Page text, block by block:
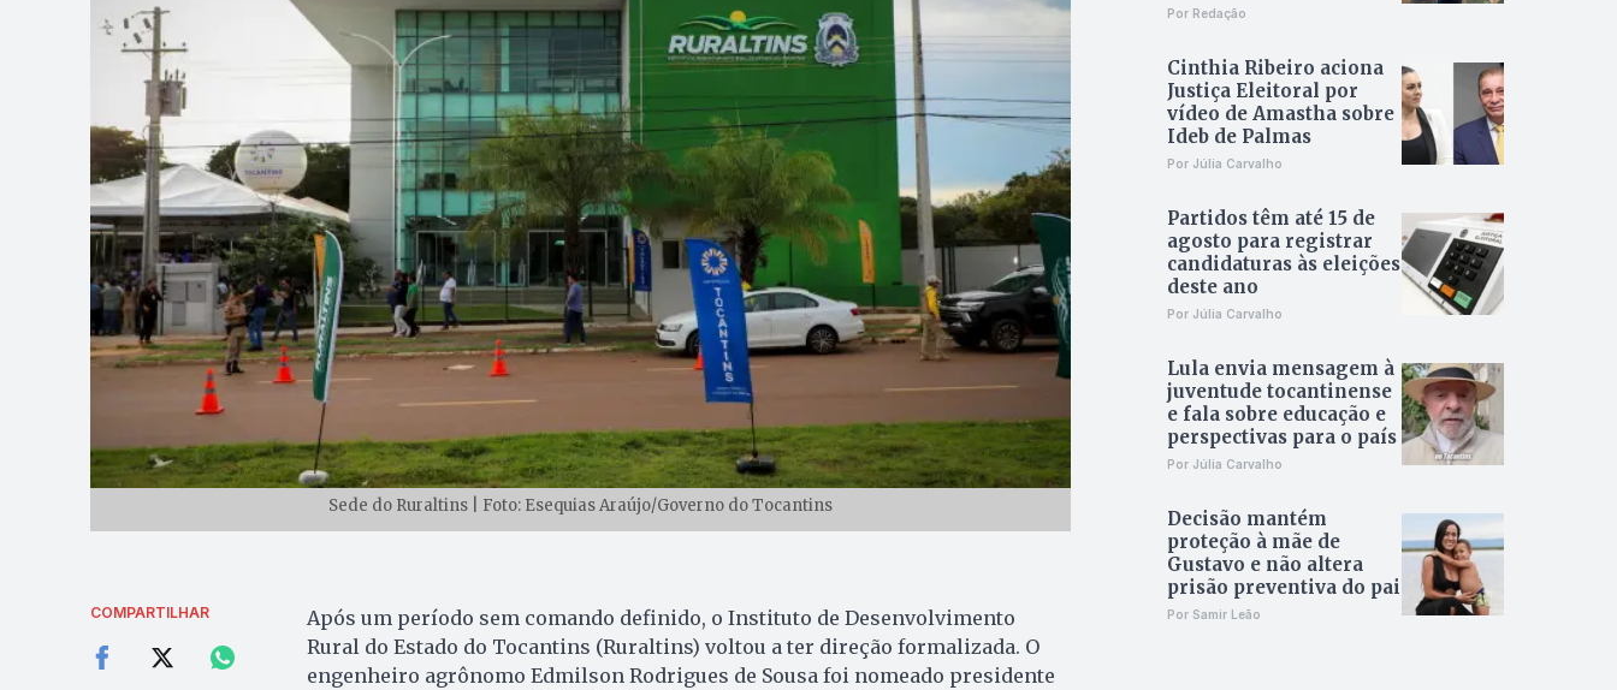
Sede do Ruraltins | Foto: Esequias Araújo/Governo do Tocantins
COMPARTILHAR
Após um período sem comando definido, o Instituto de Desenvolvimento
Rural do Estado do Tocantins (Ruraltins) voltou a ter direção formalizada. O
engenheiro agrônomo Edmilson Rodrigues de Sousa foi nomeado presidente
Por Redação
Cinthia Ribeiro aciona
Justiça Eleitoral por
vídeo de Amastha sobre
Ideb de Palmas
Por Júlia Carvalho
Partidos têm até 15 de
agosto para registrar
candidaturas às eleições
deste ano
Por Júlia Carvalho
Lula envia mensagem à
juventude tocantinense
e fala sobre educação e
perspectivas para o país
Por Júlia Carvalho
Decisão mantém
proteção à mãe de
Gustavo e não altera
prisão preventiva do pai
Por Samir Leão